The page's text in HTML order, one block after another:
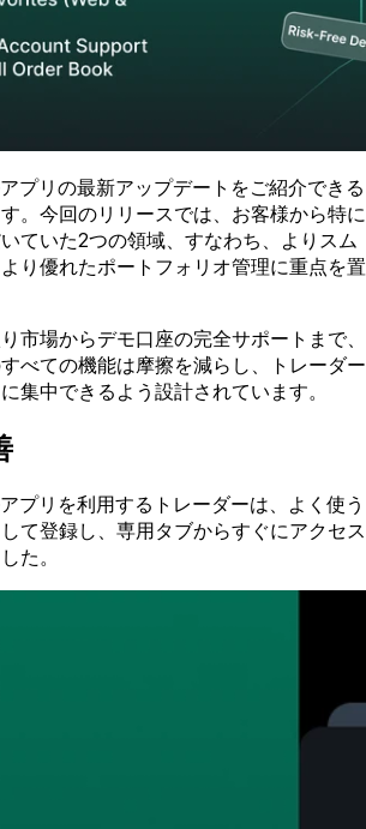
プリの最新アップデートをご紹介できる
。今回のリリースでは、お客様から特に
ていた2つの領域、すなわち、よりスム
り優れたポートフォリオ管理に重点を置
市場からデモ口座の完全サポートまで、
べての機能は摩擦を減らし、トレーダー
集中できるよう設計されています。
プリを利用するトレーダーは、よく使う
て登録し、専用タブからすぐにアクセス
た。